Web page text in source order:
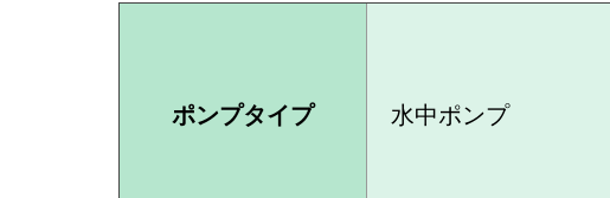
ポンプタイプ 水中ポンプ